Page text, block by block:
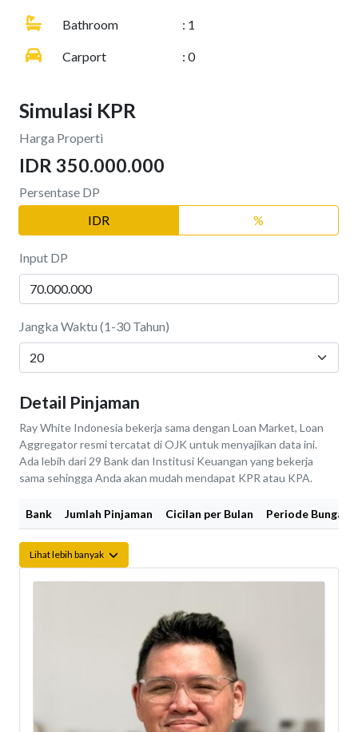
Bathroom : 1
Carport : 0
Simulasi KPR
Harga Properti
IDR 350.000.000
Persentase DP
IDR
%
Input DP
Jangka Waktu (1-30 Tahun)
Detail Pinjaman
Ray White Indonesia bekerja sama dengan Loan Market, Loan
Aggregator resmi tercatat di OJK untuk menyajikan data ini.
Ada lebih dari 29 Bank dan Institusi Keuangan yang bekerja
sama sehingga Anda akan mudah mendapat KPR atau KPA.
Bank Jumlah Pinjaman Cicilan per Bulan Periode Bunga
Lihat lebih banyak